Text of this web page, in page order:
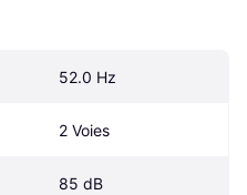
52.0 Hz
2 Voies
85 dB